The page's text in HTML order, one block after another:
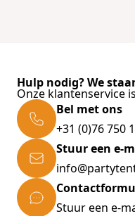
Hulp nodig? We
Onze klantenservice
Bel met ons
+31 (0)76 750
Stuur een e-
Stuur een e-